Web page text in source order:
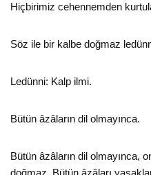
Hiçbirimiz cehennemden
Söz ile bir kalbe doğmaz
Ledünni: Kalp ilmi.
Bütün âzâların dil olmayınca.
Bütün âzâların dil olmayınca,
doğmaz. Bütün âzâları